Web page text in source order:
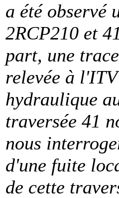
a été observé
2RCP210 et
part, une
relevée à
hydraulique
traversée 41
nous
d'une fuite
de cette